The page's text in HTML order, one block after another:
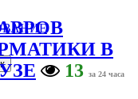
В
13 за 24 часа